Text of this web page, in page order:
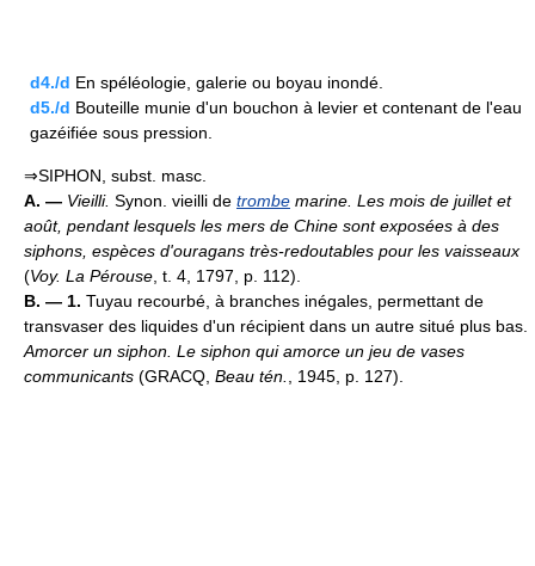
d4./d En spéléologie, galerie ou boyau inondé.
d5./d Bouteille munie d'un bouchon à levier et contenant de l'eau
gazéifiée sous pression.
⇒SIPHON, subst. masc.
A. — Vieilli. Synon. vieilli de trombe marine. Les mois de juillet et
août, pendant lesquels les mers de Chine sont exposées à des
siphons, espèces d'ouragans très-redoutables pour les vaisseaux
(Voy. La Pérouse , t. 4, 1797, p. 112).
B. — 1. Tuyau recourbé, à branches inégales, permettant de
transvaser des liquides d'un récipient dans un autre situé plus bas.
Amorcer un siphon. Le siphon qui amorce un jeu de vases
communicants (GRACQ, Beau tén. , 1945, p. 127).